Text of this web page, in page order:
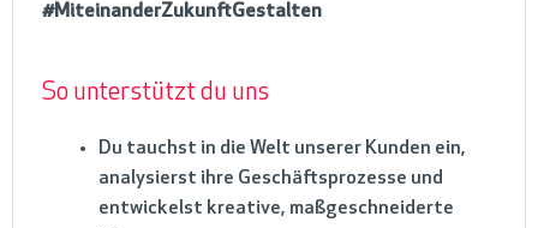
#MiteinanderZukunftGestalten
So unterstützt du uns
Du tauchst in die Welt unserer Kunden ein,
analysierst ihre Geschäftsprozesse und
entwickelst kreative, maßgeschneiderte